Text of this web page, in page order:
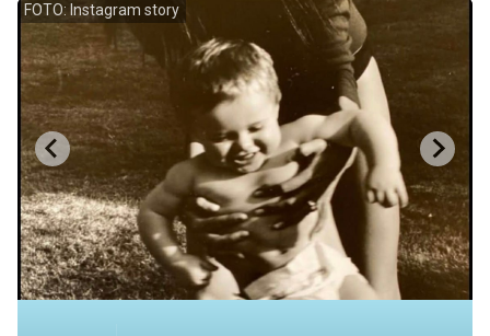
FOTO: Instagram story